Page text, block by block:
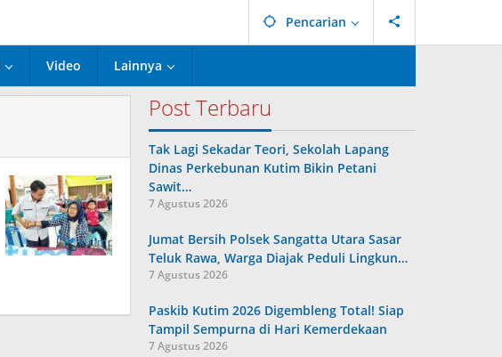
Pencarian
Video Lainnya
Post Terbaru
Tak Lagi Sekadar Teori, Sekolah Lapang
Dinas Perkebunan Kutim Bikin Petani
Sawit…
7 Agustus 2026
Jumat Bersih Polsek Sangatta Utara Sasar
Teluk Rawa, Warga Diajak Peduli Lingkun…
7 Agustus 2026
Paskib Kutim 2026 Digembleng Total! Siap
Tampil Sempurna di Hari Kemerdekaan
7 Agustus 2026